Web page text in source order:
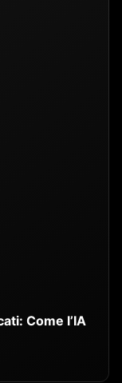
Come l’IA